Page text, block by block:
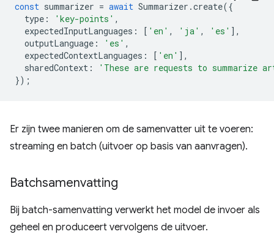
const summarizer = await Summarizer .create({
type : 'key-points' ,
expectedInputLanguages : [ 'en' , 'ja' , 'es' ],
outputLanguage : 'es' ,
expectedContextLanguages : [ 'en' ],
sharedContext :
'These are requests to summarize
});
Er zijn twee manieren om de samenvatter uit te voeren:
streaming en batch (uitvoer op basis van aanvragen).
Batchsamenvatting
Bij batch-samenvatting verwerkt het model de invoer als
geheel en produceert vervolgens de uitvoer.